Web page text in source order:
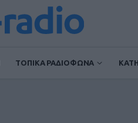
ΤΟΠΙΚΑ ΡΑΔΙΟΦΩΝΑ